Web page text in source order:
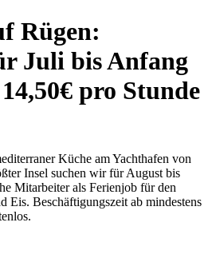
Rügen:
Juli bis Anfang
pro Stunde
Küche am Yachthafen von
Insel suchen wir für August bis
Mitarbeiter als Ferienjob für den
Eis. Beschäftigungszeit ab mindestens